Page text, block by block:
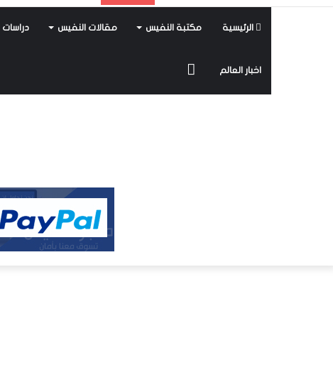
الرئيسية مكتبة النفيس مقالات النفيس
اخبار العالم